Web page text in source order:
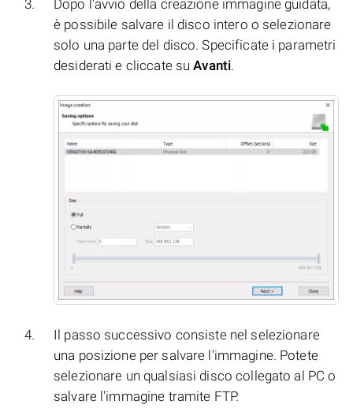
Dopo l'avvio della creazione immagine guidata,
è possibile salvare il disco intero o selezionare
solo una parte del disco. Specificate i parametri
desiderati e cliccate suAvanti.
Il passo successivo consiste nel selezionare
una posizione per salvare l'immagine. Potete
selezionare un qualsiasi disco collegato al PC o
salvare l'immagine tramite FTP.